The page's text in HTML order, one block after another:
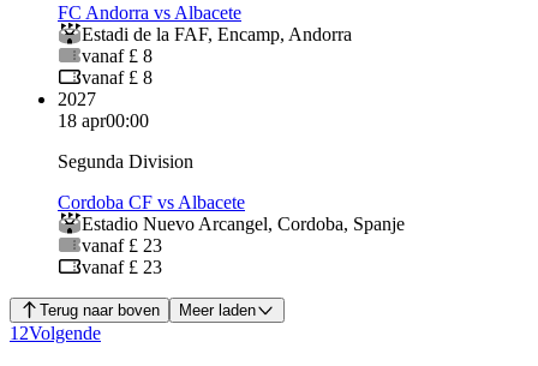
FC Andorra vs Albacete
Estadi de la FAF, Encamp, Andorra
vanaf £ 8
vanaf £ 8
2027
18 apr00:00
Segunda Division
Cordoba CF vs Albacete
Estadio Nuevo Arcangel, Cordoba, Spanje
vanaf £ 23
vanaf £ 23
Terug naar boven Meer laden
1 2Volgende